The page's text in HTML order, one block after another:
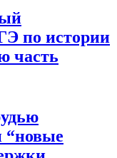
по истории
часть
“новые